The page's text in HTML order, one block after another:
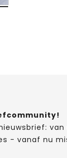
- vanaf nu